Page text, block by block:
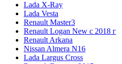
Lada X-Ray
Lada Vesta
Renault Master3
Renault Logan New с 2018 г
Renault Arkana
Nissan Almera N16
Lada Largus Cross